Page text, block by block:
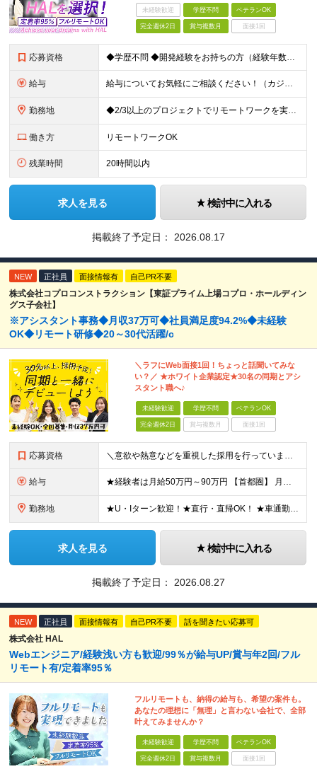
未経験歓迎 学歴不問 ベテランOK
完全週休2日 賞与複数月 面接1回
応募資格 ◆学歴不問 ◆開発経験をお持ちの方（経験年数不問） ＜こんな方は大歓迎！＞ ◎今の収入をもっと増やしたい ◎もっと上流の案件で活躍したい ◎将来のキャリアにつながる案件に携わりたい ◎自分のやりたい
給与 給与についてお気軽にご相談ください！（カジュアル面談可能） 月給35万円～＋各種手当＋賞与2回 ※固定残業代は、時間外労働の有無に関わらず40時間分を87,500円～支給 ※超過分は別途支給 ※試用
勤務地 ◆2/3以上のプロジェクトでリモートワークを実施中！ ≪自社拠点≫ ・東京本社／東京都千代田区丸の内二丁目6番1号 丸の内パークビルディング6階 ・関西支社／⼤阪府⼤阪市中央区安⼟町2-3-13 ⼤
働き方 リモートワークOK
残業時間 20時間以内
求人を見る 検討中に入れる
掲載終了予定日： 2026.08.17
NEW 正社員 面接情報有 自己PR不要
株式会社コプロコンストラクション【東証プライム上場コプロ・ホールディン
グス子会社】
※アシスタント事務◆月収37万可◆社員満足度94.2%◆未経験
OK◆リモート研修◆20～30代活躍/c
＼ラフにWeb面接1回！ちょっと話聞いてみな
い？／ ★ホワイト企業認定★30名の同期とアシ
スタント職へ♪
未経験歓迎 学歴不問 ベテランOK
完全週休2日 賞与複数月 面接1回
応募資格 ＼意欲や熱意などを重視した採用を行っています／ ●未経験・第二新卒歓迎 ●学歴・年齢・転職回数は一切不問です！ ※新卒の方もご応募可能 （待遇・募集要項等は別途ご案内いたします） ※入社時期は柔軟に対
給与 ★経験者は月給50万円～90万円 【首都圏】 月給30万1230円〜 ⇒基本22万7000円+地域6万4230円+皆勤1万円 【群馬/栃木/茨城】 月給28万1090円〜 ⇒基本23万4000円+
勤務地 ★U・Iターン歓迎！★直行・直帰OK！ ★車通勤可能のエリアもあり！★出張なしの働き方も可能 全国47都道府県の各プロジェクト（転勤なし！勤務地に対する希望も実現可能！） 「自宅から1時間以内で通え
求人を見る 検討中に入れる
掲載終了予定日： 2026.08.27
NEW 正社員 面接情報有 自己PR不要 話を聞きたい応募可
株式会社 HAL
Webエンジニア/経験浅い方も歓迎/99％が給与UP/賞与年2回/フル
リモート有/定着率95％
フルリモートも、納得の給与も、希望の案件も。
あなたの理想に「無理」と言わない会社で、全部
叶えてみませんか？
未経験歓迎 学歴不問 ベテランOK
完全週休2日 賞与複数月 面接1回